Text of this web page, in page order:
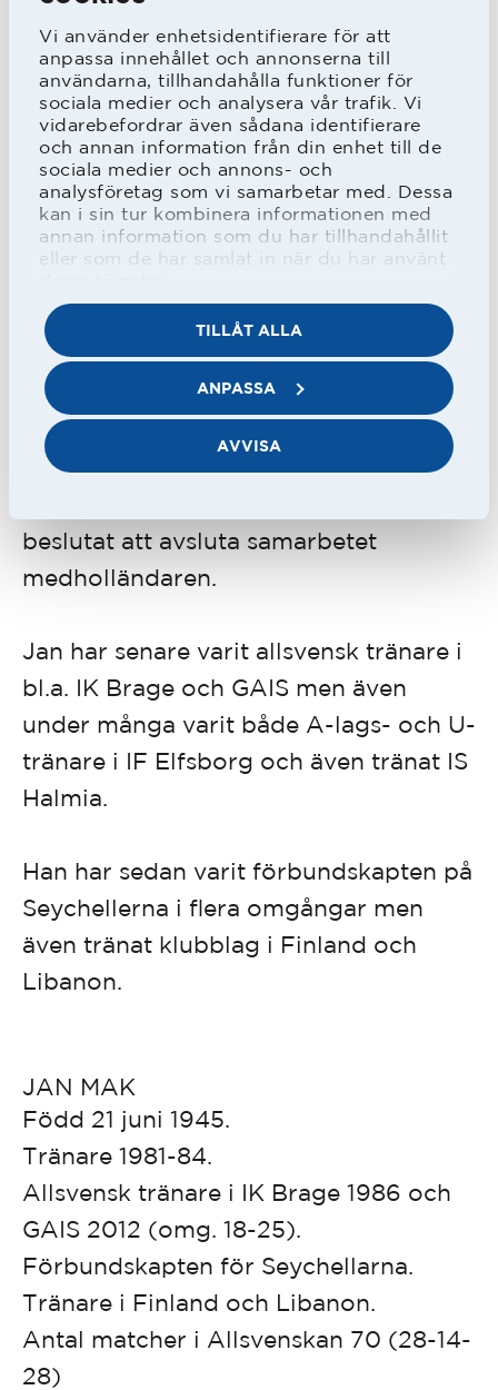
Vi använder enhetsidentifierare för att
anpassa innehållet och annonserna till
användarna, tillhandahålla funktioner för
sociala medier och analysera vår trafik. Vi
vidarebefordrar även sådana identifierare
och annan information från din enhet till de
sociala medier och annons- och
analysföretag som vi samarbetar med. Dessa
kan i sin tur kombinera informationen med
annan information som du har tillhandahållit
eller som de har samlat in när du har använt
TILLÅT ALLA
ANPASSA
AVVISA
Eriksson (Ope IF), Bengt Månsson
(Lunds BK) och inhyrde målvakten Ken
Allen som kom på sommaren. Från
egna leden fick Roger ”Nemo”
Johansson stort förtroende av
holländaren. Första halvan av serien
gav endast nio poäng men på hösten
matcher, vilket innebar en sjätteplats. I
slutspelet blev det förluster i båda
matcherna mot Malmö FF.
I början av mars 1984 fick Jan Mak
beslutat att avsluta samarbetet
medholländaren.
Jan har senare varit allsvensk tränare i
bl.a. IK Brage och GAIS men även
under många varit både A-lags- och U-
tränare i IF Elfsborg och även tränat IS
Halmia.
Han har sedan varit förbundskapten på
Seychellerna i flera omgångar men
även tränat klubblag i Finland och
Libanon.
JAN MAK
Född 21 juni 1945.
Tränare 1981-84.
Allsvensk tränare i IK Brage 1986 och
GAIS 2012 (omg. 18-25).
Förbundskapten för Seychellarna.
Tränare i Finland och Libanon.
Antal matcher i Allsvenskan 70 (28-14-
28)